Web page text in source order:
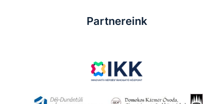
Partnereink